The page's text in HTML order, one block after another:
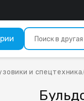
и спецтехника